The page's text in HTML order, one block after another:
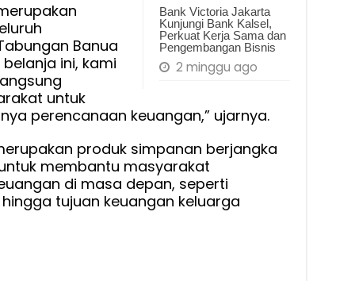
Bank Victoria Jakarta
Kunjungi Bank Kalsel,
Perkuat Kerja Sama dan
Pengembangan Bisnis
2 minggu ago
Banua
ini, kami
untuk
perencanaan keuangan,” ujarnya.
produk simpanan berjangka
membantu masyarakat
di masa depan, seperti
tujuan keuangan keluarga